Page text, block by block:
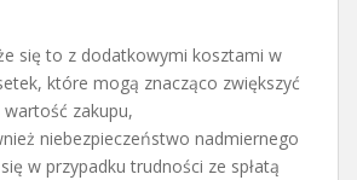
się to z dodatkowymi kosztami w
które mogą znacząco zwiększyć
zakupu,
niebezpieczeństwo nadmiernego
w przypadku trudności ze spłatą